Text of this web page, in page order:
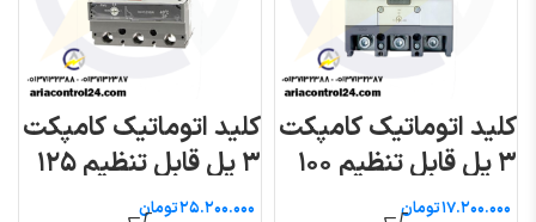
کلید اتوماتیک کامپکت
۳ پل قابل تنظیم ۱۰۰
آمپر (متاسول) ال اس
تومان
کلید اتوماتیک کامپکت
۳ پل قابل تنظیم ۱۲۵
آمپر (سوسل) ال اس
تومان